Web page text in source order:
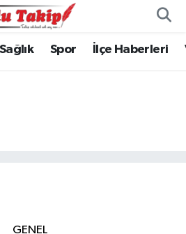
Sağlık Spor İlçe Haberleri
GENEL